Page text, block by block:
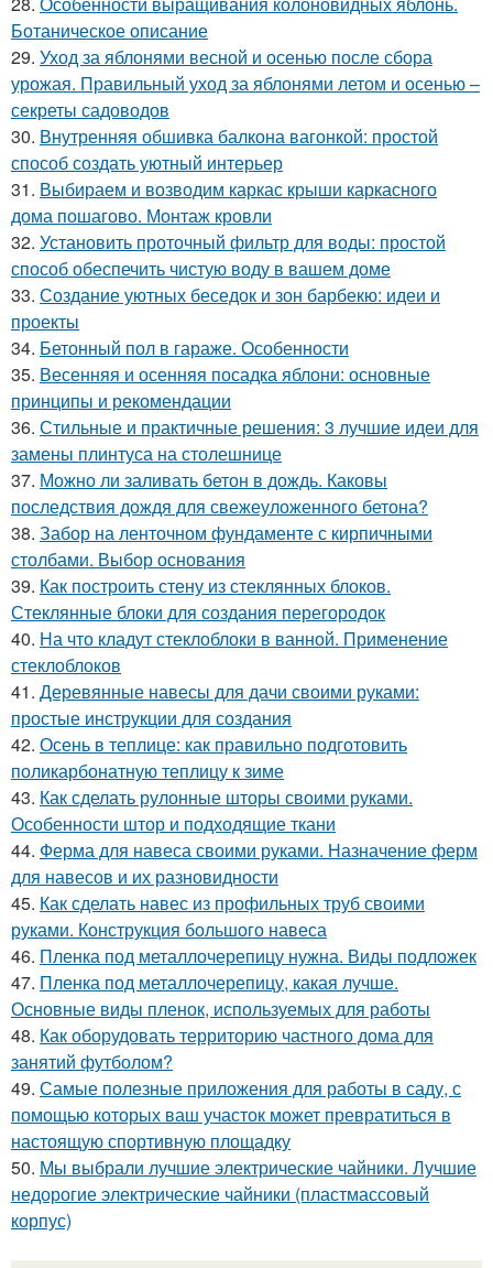
Ботаническое описание
29. Уход за яблонями весной и осенью после сбора
урожая. Правильный уход за яблонями летом и осенью –
секреты садоводов
30. Внутренняя обшивка балкона вагонкой: простой
способ создать уютный интерьер
31. Выбираем и возводим каркас крыши каркасного
дома пошагово. Монтаж кровли
32. Установить проточный фильтр для воды: простой
способ обеспечить чистую воду в вашем доме
33. Создание уютных беседок и зон барбекю: идеи и
проекты
34. Бетонный пол в гараже. Особенности
35. Весенняя и осенняя посадка яблони: основные
принципы и рекомендации
36. Стильные и практичные решения: 3 лучшие идеи для
замены плинтуса на столешнице
37. Можно ли заливать бетон в дождь. Каковы
последствия дождя для свежеуложенного бетона?
38. Забор на ленточном фундаменте с кирпичными
столбами. Выбор основания
39. Как построить стену из стеклянных блоков.
Стеклянные блоки для создания перегородок
40. На что кладут стеклоблоки в ванной. Применение
стеклоблоков
41. Деревянные навесы для дачи своими руками:
простые инструкции для создания
42. Осень в теплице: как правильно подготовить
поликарбонатную теплицу к зиме
43. Как сделать рулонные шторы своими руками.
Особенности штор и подходящие ткани
44. Ферма для навеса своими руками. Назначение ферм
для навесов и их разновидности
45. Как сделать навес из профильных труб своими
руками. Конструкция большого навеса
46. Пленка под металлочерепицу нужна. Виды подложек
47. Пленка под металлочерепицу, какая лучше.
Основные виды пленок, используемых для работы
48. Как оборудовать территорию частного дома для
занятий футболом?
49. Самые полезные приложения для работы в саду, с
помощью которых ваш участок может превратиться в
настоящую спортивную площадку
50. Мы выбрали лучшие электрические чайники. Лучшие
недорогие электрические чайники (пластмассовый
корпус)